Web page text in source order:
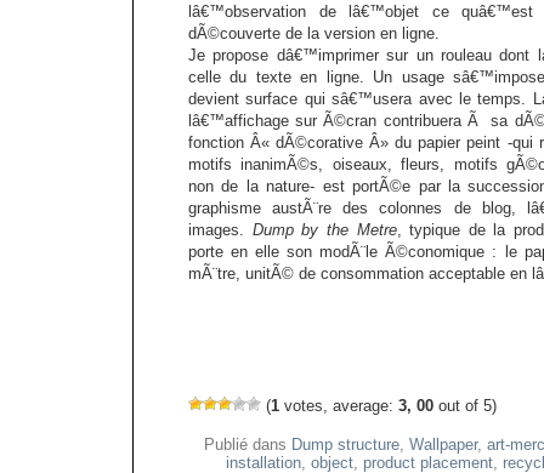
lâ€™observation de lâ€™objet ce
dÃ©couverte de la version en ligne.
Je propose dâ€™imprimer sur un rouleau dont
celle du texte en ligne. Un usage
devient surface qui sâ€™usera avec le temps.
lâ€™affichage sur Ã©cran contribuera Ã sa
fonction Â« dÃ©corative Â» du papier peint -
motifs inanimÃ©s, oiseaux, fleurs, motifs
non de la nature- est portÃ©e par la
graphisme austÃ¨re des colonnes de blog,
images. Dump by the Metre, typique de la
porte en elle son modÃ¨le Ã©conomique : le
mÃ¨tre, unitÃ© de consommation acceptable en
(1 votes, average: 3, 00 out of 5)
Publié dans Dump structure, Wallpaper, art-
installation, object, product placement,